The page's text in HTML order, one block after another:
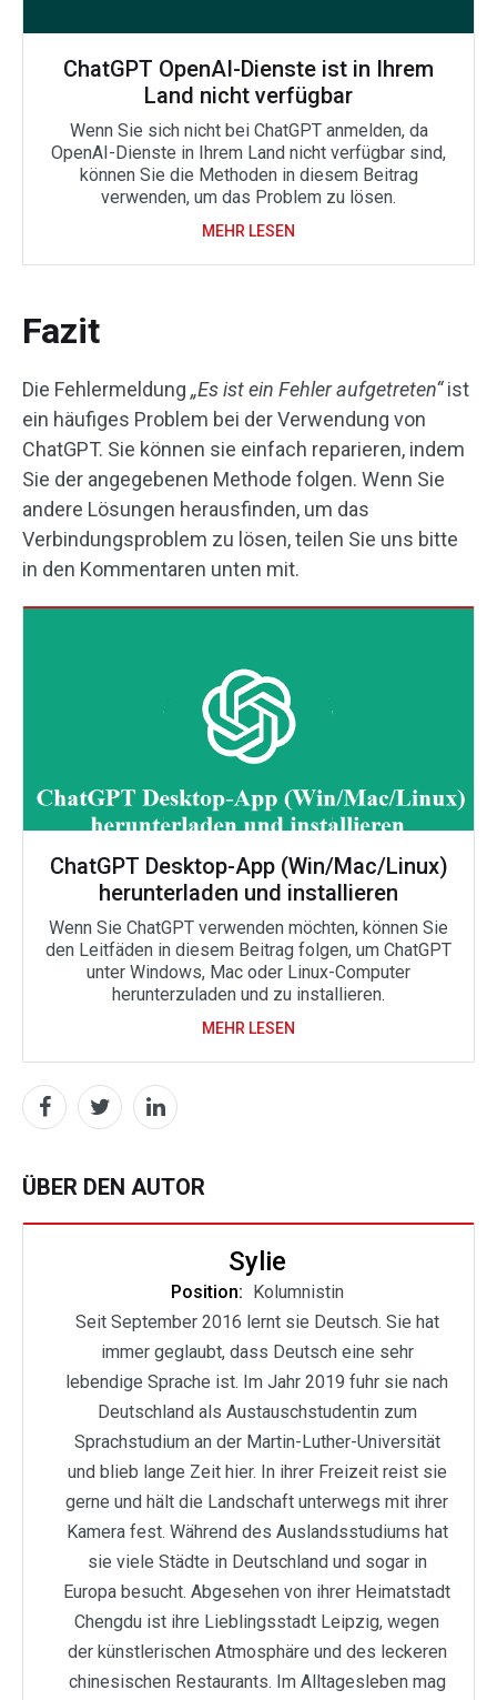
ChatGPT OpenAI-Dienste ist in Ihrem
Land nicht verfügbar
Wenn Sie sich nicht bei ChatGPT anmelden, da
OpenAI-Dienste in Ihrem Land nicht verfügbar sind,
können Sie die Methoden in diesem Beitrag
verwenden, um das Problem zu lösen.
MEHR LESEN
Fazit
Die Fehlermeldung „Es ist ein Fehler aufgetreten“ist
ein häufiges Problem bei der Verwendung von
ChatGPT. Sie können sie einfach reparieren, indem
Sie der angegebenen Methode folgen. Wenn Sie
andere Lösungen herausfinden, um das
Verbindungsproblem zu lösen, teilen Sie uns bitte
in den Kommentaren unten mit.
ChatGPT Desktop-App (Win/Mac/Linux)
herunterladen und installieren
Wenn Sie ChatGPT verwenden möchten, können Sie
den Leitfäden in diesem Beitrag folgen, um ChatGPT
unter Windows, Mac oder Linux-Computer
herunterzuladen und zu installieren.
MEHR LESEN
ÜBER DEN AUTOR
Sylie
Position: Kolumnistin
Seit September 2016 lernt sie Deutsch. Sie hat
immer geglaubt, dass Deutsch eine sehr
lebendige Sprache ist. Im Jahr 2019 fuhr sie nach
Deutschland als Austauschstudentin zum
Sprachstudium an der Martin-Luther-Universität
und blieb lange Zeit hier. In ihrer Freizeit reist sie
gerne und hält die Landschaft unterwegs mit ihrer
Kamera fest. Während des Auslandsstudiums hat
sie viele Städte in Deutschland und sogar in
Europa besucht. Abgesehen von ihrer Heimatstadt
Chengdu ist ihre Lieblingsstadt Leipzig, wegen
der künstlerischen Atmosphäre und des leckeren
chinesischen Restaurants. Im Alltagesleben mag